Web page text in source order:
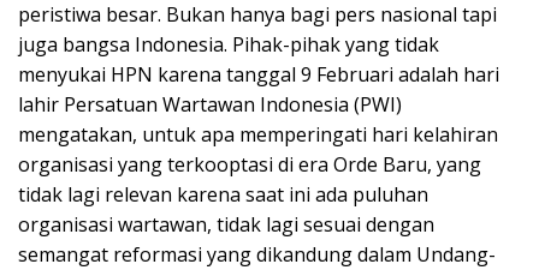
peristiwa besar. Bukan hanya bagi pers nasional tapi
juga bangsa Indonesia. Pihak-pihak yang tidak
menyukai HPN karena tanggal 9 Februari adalah hari
lahir Persatuan Wartawan Indonesia (PWI)
mengatakan, untuk apa memperingati hari kelahiran
organisasi yang terkooptasi di era Orde Baru, yang
tidak lagi relevan karena saat ini ada puluhan
organisasi wartawan, tidak lagi sesuai dengan
semangat reformasi yang dikandung dalam Undang-